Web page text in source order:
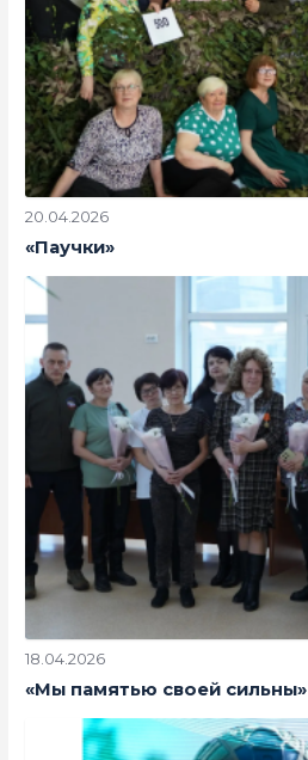
20.04.2026
«Паучки»
18.04.2026
«Мы памятью своей сильны»